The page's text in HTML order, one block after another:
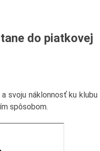
do piatkovej
svoju náklonnosť ku klubu
spôsobom.